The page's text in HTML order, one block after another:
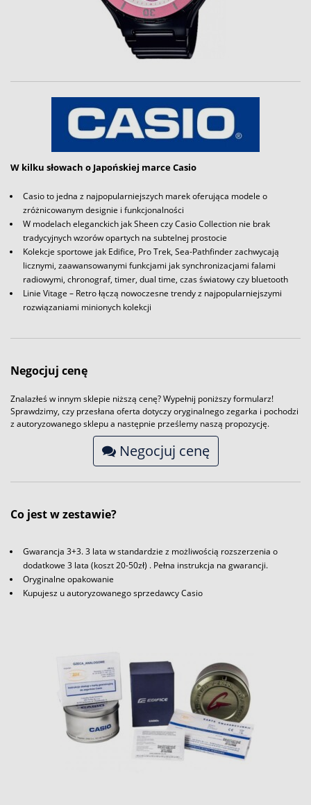
W kilku słowach o Japońskiej marce Casio
Casio to jedna z najpopularniejszych marek oferująca modele o
zróżnicowanym designie i funkcjonalności
W modelach eleganckich jak Sheen czy Casio Collection nie brak
tradycyjnych wzorów opartych na subtelnej prostocie
Kolekcje sportowe jak Edifice, Pro Trek, Sea-Pathfinder zachwycają
licznymi, zaawansowanymi funkcjami jak synchronizacjami falami
radiowymi, chronograf, timer, dual time, czas światowy czy bluetooth
Linie Vitage – Retro łączą nowoczesne trendy z najpopularniejszymi
rozwiązaniami minionych kolekcji
Negocjuj cenę
Znalazłeś w innym sklepie niższą cenę? Wypełnij poniższy formularz!
Sprawdzimy, czy przesłana oferta dotyczy oryginalnego zegarka i pochodzi
z autoryzowanego sklepu a następnie prześlemy naszą propozycję.
Negocjuj cenę
Co jest w zestawie?
Gwarancja 3+3. 3 lata w standardzie z możliwością rozszerzenia o
dodatkowe 3 lata (koszt 20-50zł) . Pełna instrukcja na gwarancji.
Oryginalne opakowanie
Kupujesz u autoryzowanego sprzedawcy Casio